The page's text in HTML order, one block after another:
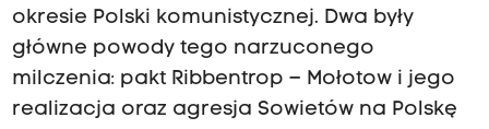
okresie Polski komunistycznej. Dwa były
główne powody tego narzuconego
milczenia: pakt Ribbentrop – Mołotow i jego
realizacja oraz agresja Sowietów na Polskę